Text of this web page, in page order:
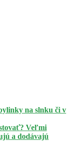
na slnku či v
Veľmi
a dodávajú